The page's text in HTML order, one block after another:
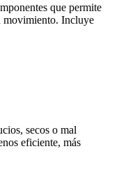
que permite
movimiento. Incluye
secos o mal
eficiente, más